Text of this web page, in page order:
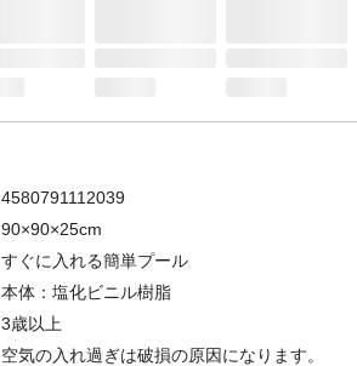
4580791112039
90×90×25cm
すぐに入れる簡単プール
本体：塩化ビニル樹脂
3歳以上
空気の入れ過ぎは破損の原因になります。